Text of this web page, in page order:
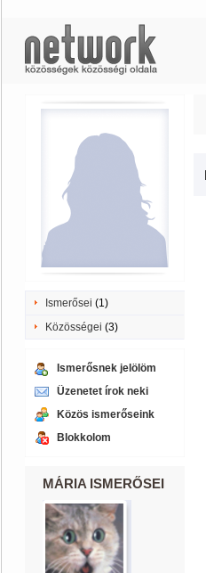
Ismerősei (1)
Közösségei (3)
Ismerősnek jelölöm
Üzenetet írok neki
Közös ismerőseink
Blokkolom
MÁRIA ISMERŐSEI